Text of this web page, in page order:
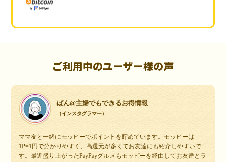
ご利用中のユーザー様の声
ぱん@主婦でもできるお得情報
（インスタグラマー）
ママ友と一緒にモッピーでポイントを貯めています。モッピーは
1P=1円で分かりやすく、高還元が多くてお友達にも紹介しやすいで
す。最近盛り上がったPayPayグルメもモッピーを経由してお友達とラ